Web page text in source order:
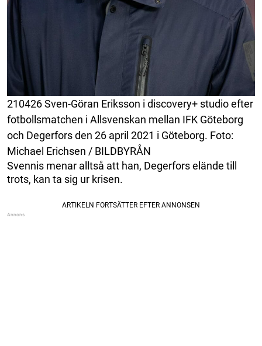
210426 Sven-Göran Eriksson i discovery+ studio efter
fotbollsmatchen i Allsvenskan mellan IFK Göteborg
och Degerfors den 26 april 2021 i Göteborg. Foto:
Michael Erichsen / BILDBYRÅN
Svennis menar alltså att han, Degerfors elände till
trots, kan ta sig ur krisen.